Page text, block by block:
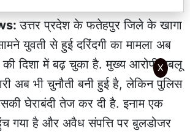
उत्तर प्रदेश के फतेहपुर जिले के खागा
युवती से हुई दरिंदगी का मामला अब
की दिशा में बढ़ चुका है. मुख्य आरोपी बबलू
अब भी चुनौती बनी हुई है, लेकिन पुलिस
घेराबंदी तेज कर दी है. इनाम एक
गया है और अवैध संपत्ति पर बुलडोजर
X